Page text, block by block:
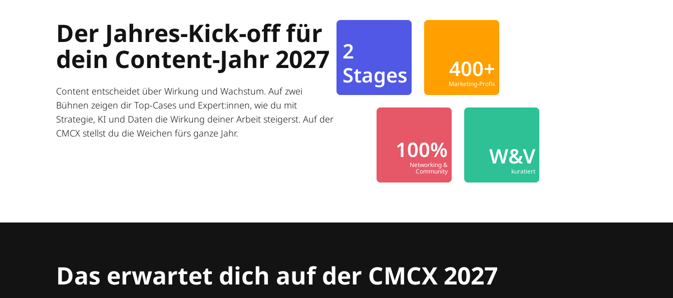
Der Jahres-Kick-off für
dein Content-Jahr 2027
Content entscheidet über Wirkung und Wachstum. Auf zwei
Bühnen zeigen dir Top-Cases und Expert:innen, wie du mit
Strategie, KI und Daten die Wirkung deiner Arbeit steigerst. Auf der
CMCX stellst du die Weichen fürs ganze Jahr.
2
Stages
400+
Marketing-Profis
100%
Networking &
Community
W&V
kuratiert
Das erwartet dich auf der CMCX 2027